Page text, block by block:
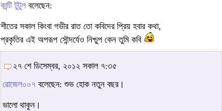
কান্টি টুটুল বলেছেন:
শীতের সকাল কিংবা গভীর রাত তো কবিদের প্রিয় হবার কথা,
প্রকৃতির এই অপরূপ সৌন্দর্যেও নিশ্চুপ কেন তুমি কবি
২৭ শে ডিসেম্বর, ২০১২ সকাল ৭:৩৫
রোজেল০০৭ বলেছেন: শুভ হোক নতুন বছর।
ভালো থাকুন।